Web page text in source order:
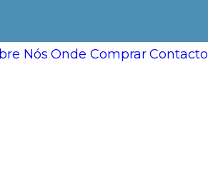
Nós Onde Comprar